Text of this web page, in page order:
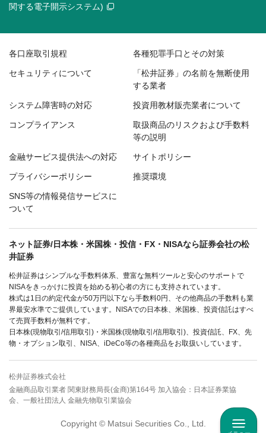
関する電子開示システム)
各口座取引規程 各種犯罪手口とその対策
セキュリティについて
「松井証券」の名前を無断使用
する業者
システム障害時の対応 投資用教材販売業者について
コンプライアンス
取扱商品のリスクおよび手数料
等の説明
金融サービス提供法への対応 サイトポリシー
プライバシーポリシー 推奨環境
SNS等の情報発信サービスに
ついて
ネット証券/日本株・米国株・投信・FX・NISAなら証券会社の松
井証券
松井証券はシンプルな手数料体系、豊富な無料ツールと安心のサポートで
NISAをきっかけに投資を始める初心者の方にも支持されています。
株式は1日の約定代金が50万円以下なら手数料0円、その他商品の手数料も業
界最安水準でご提供しています。NISAでの日本株、米国株、投資信託はすべ
て売買手数料が無料です。
日本株(現物取引/信用取引)・米国株(現物取引/信用取引)、投資信託、FX、先
物・オプション取引、NISA、iDeCo等の各種商品をお取扱いしています。
松井証券株式会社
金融商品取引業者 関東財務局長(金商)第164号 加入協会：日本証券業協
会、一般社団法人 金融先物取引業協会
Copyright © Matsui Securities Co., Ltd.